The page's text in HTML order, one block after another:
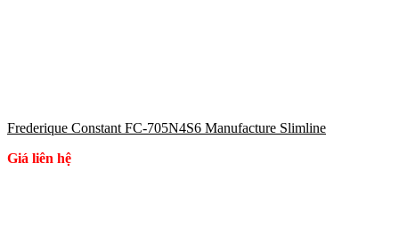
Frederique Constant FC-705N4S6 Manufacture Slimline
Giá liên hệ